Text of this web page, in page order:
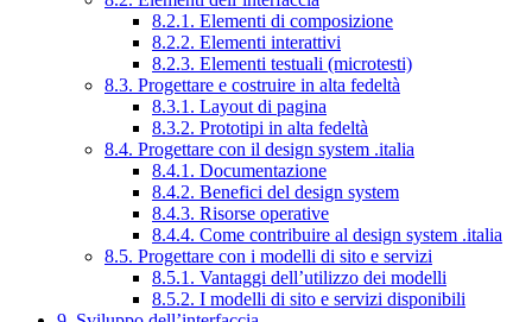
8.2.1. Elementi di composizione
8.2.2. Elementi interattivi
8.2.3. Elementi testuali (microtesti)
8.3. Progettare e costruire in alta fedeltà
8.3.1. Layout di pagina
8.3.2. Prototipi in alta fedeltà
8.4. Progettare con il design system .italia
8.4.1. Documentazione
8.4.2. Benefici del design system
8.4.3. Risorse operative
8.4.4. Come contribuire al design system .italia
8.5. Progettare con i modelli di sito e servizi
8.5.1. Vantaggi dell’utilizzo dei modelli
8.5.2. I modelli di sito e servizi disponibili